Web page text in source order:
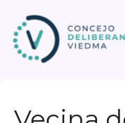
contenido